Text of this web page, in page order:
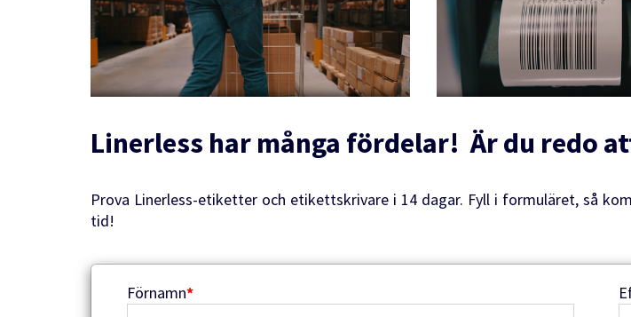
Linerless har många fördelar! Är du redo
Prova Linerless-etiketter och etikettskrivare i 14 dagar. Fyll i formuläret, så
tid!
Förnamn*